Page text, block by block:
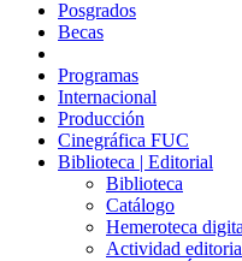
Posgrados
Becas
Programas
Internacional
Producción
Cinegráfica FUC
Biblioteca | Editorial
Biblioteca
Catálogo
Hemeroteca
Actividad